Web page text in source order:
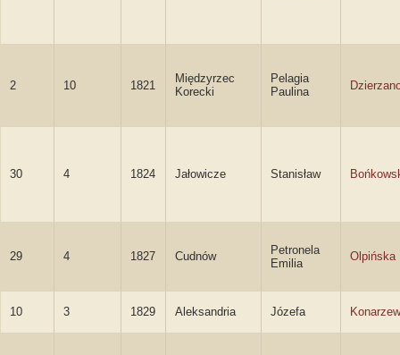
2 10 1821
Międzyrzec
Korecki
Pelagia
Paulina
30 4 1824 Jałowicze Stanisław
29 4 1827 Cudnów
Petronela
Emilia
Olpińska
10 3 1829 Aleksandria Józefa